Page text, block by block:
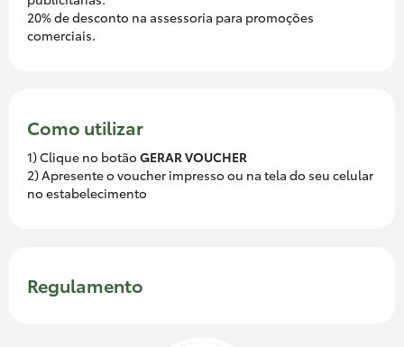
20% de desconto na assessoria para promoções
comerciais.
Como utilizar
1) Clique no botãoGERAR VOUCHER
2) Apresente o voucher impresso ou na tela do seu celular
no estabelecimento
Regulamento